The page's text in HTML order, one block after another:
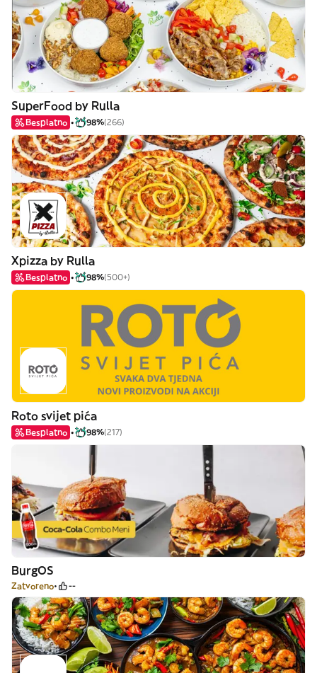
SuperFood by Rulla
Besplatno 98%(266)
Xpizza by Rulla
Besplatno 98%(500+)
Roto svijet pića
Besplatno 98%(217)
BurgOS
Zatvoreno --